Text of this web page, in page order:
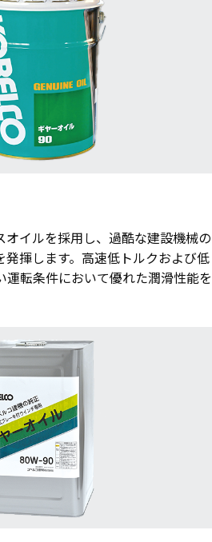
イルを採用し、過酷な建設機械の
揮します。高速低トルクおよび低
転条件において優れた潤滑性能を